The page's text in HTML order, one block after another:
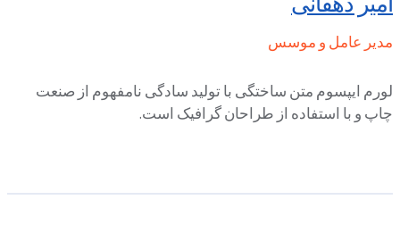
مدیر عامل و موسس
لورم ایپسوم متن ساختگی با تولید سادگی نامفهوم از صنعت
چاپ و با استفاده از طراحان گرافیک است.